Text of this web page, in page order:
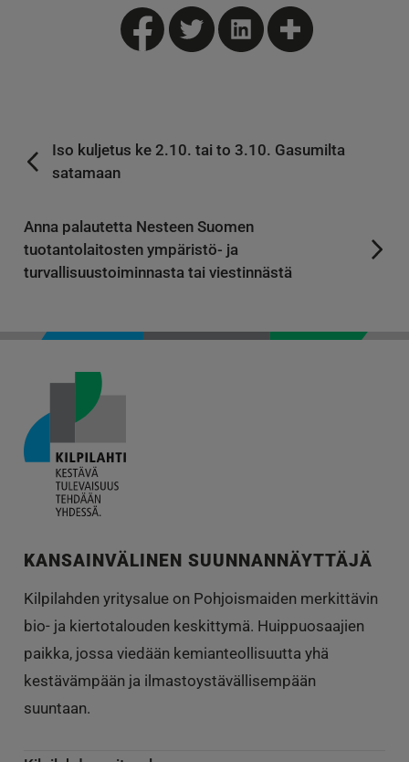
Iso kuljetus ke 2.10. tai to 3.10. Gasumilta
satamaan
Anna palautetta Nesteen Suomen
tuotantolaitosten ympäristö- ja
turvallisuustoiminnasta tai viestinnästä
KANSAINVÄLINEN SUUNNANNÄYTTÄJÄ
Kilpilahden yritysalue on Pohjoismaiden merkittävin
bio- ja kiertotalouden keskittymä. Huippuosaajien
paikka, jossa viedään kemianteollisuutta yhä
kestävämpään ja ilmastoystävällisempään
suuntaan.